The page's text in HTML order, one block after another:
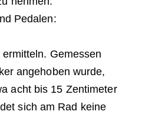
Pedalen:
Gemessen
angehoben wurde,
acht bis 15 Zentimeter
sich am Rad keine